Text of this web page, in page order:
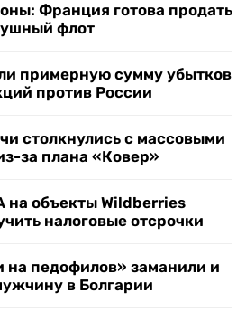
Франция готова продать
флот
примерную сумму убытков
против России
столкнулись с массовыми
за плана «Ковер»
на объекты Wildberries
налоговые отсрочки
педофилов» заманили и
в Болгарии